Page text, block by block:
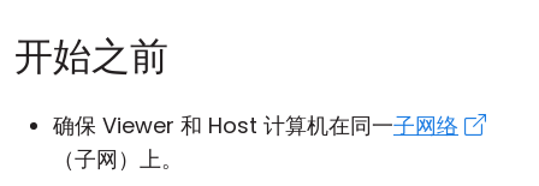
开始之前
确保 Viewer 和 Host 计算机在同一子网络
（子网）上。